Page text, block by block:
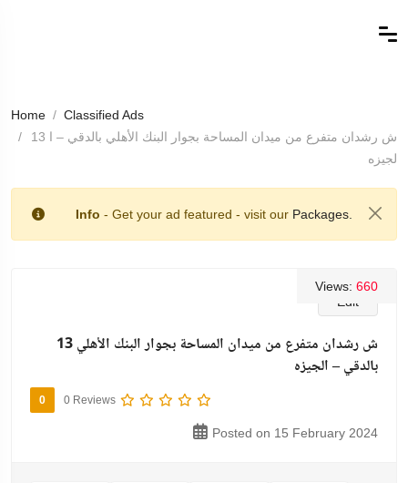
Home
Classified Ads
13 ش رشدان متفرع من ميدان المساحة بجوار البنك الأهلي بالدقي – ا
لجيزه
Info - Get your ad featured - visit our Packages.
Edit
Views: 660
13 ش رشدان متفرع من ميدان المساحة بجوار البنك الأهلي
بالدقي – الجيزه
0 0 Reviews
Posted on 15 February 2024